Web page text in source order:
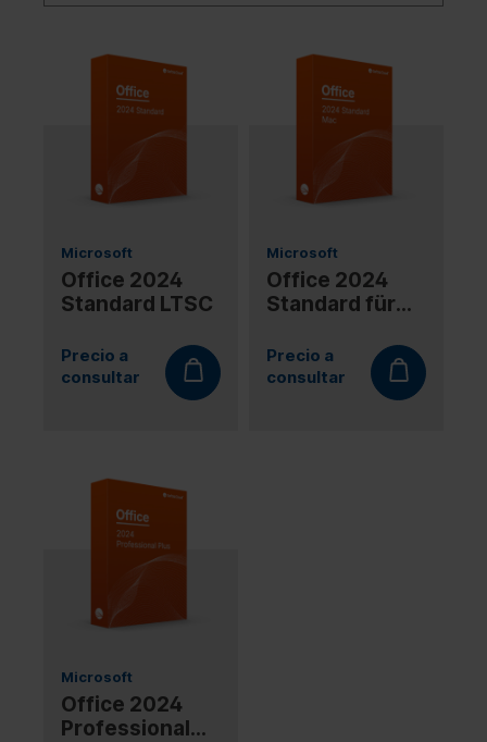
Microsoft
Office 2024
Standard LTSC
Precio a
consultar
Microsoft
Office 2024
Standard für
Precio a
consultar
Microsoft
Office 2024
Professional